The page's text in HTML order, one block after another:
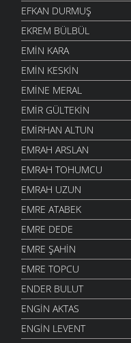
EFKAN DURMUŞ
EKREM BÜLBÜL
EMIN KARA
EMIN KESKIN
EMINE MERAL
EMIR GÜLTEKIN
EMIRHAN ALTUN
EMRAH ARSLAN
EMRAH TOHUMCU
EMRAH UZUN
EMRE ATABEK
EMRE DEDE
EMRE ŞAHIN
EMRE TOPCU
ENDER BULUT
ENGIN AKTAS
ENGIN LEVENT